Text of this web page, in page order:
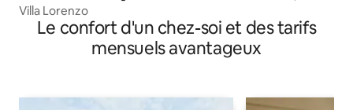
Villa Lorenzo
Le confort d'un chez-soi et des tarifs
mensuels avantageux